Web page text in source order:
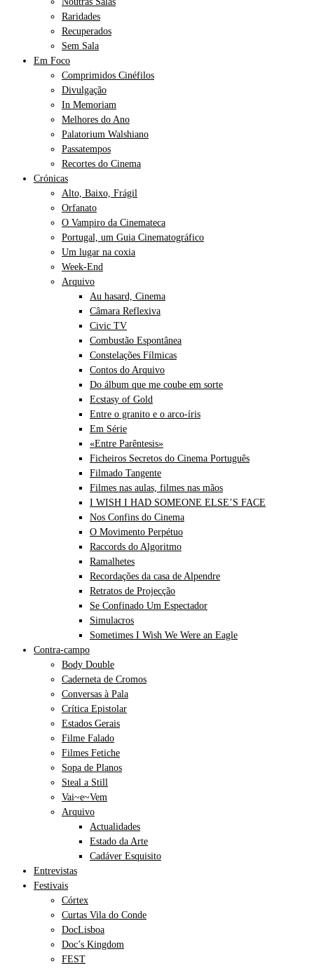
Raridades
Recuperados
Sem Sala
Em Foco
Comprimidos Cinéfilos
Divulgação
In Memoriam
Melhores do Ano
Palatorium Walshiano
Passatempos
Recortes do Cinema
Crónicas
Alto, Baixo, Frágil
Orfanato
O Vampiro da Cinemateca
Portugal, um Guia Cinematográfico
Um lugar na coxia
Week-End
Arquivo
Au hasard, Cinema
Câmara Reflexiva
Civic TV
Combustão Espontânea
Constelações Fílmicas
Contos do Arquivo
Do álbum que me coube em sorte
Ecstasy of Gold
Entre o granito e o arco-íris
Em Série
«Entre Parêntesis»
Ficheiros Secretos do Cinema Português
Filmado Tangente
Filmes nas aulas, filmes nas mãos
I WISH I HAD SOMEONE ELSE’S FACE
Nos Confins do Cinema
O Movimento Perpétuo
Raccords do Algoritmo
Ramalhetes
Recordações da casa de Alpendre
Retratos de Projecção
Se Confinado Um Espectador
Simulacros
Sometimes I Wish We Were an Eagle
Contra-campo
Body Double
Caderneta de Cromos
Conversas à Pala
Crítica Epistolar
Estados Gerais
Filme Falado
Filmes Fetiche
Sopa de Planos
Steal a Still
Vai~e~Vem
Arquivo
Actualidades
Estado da Arte
Cadáver Esquisito
Entrevistas
Festivais
Córtex
Curtas Vila do Conde
DocLisboa
Doc’s Kingdom
FEST